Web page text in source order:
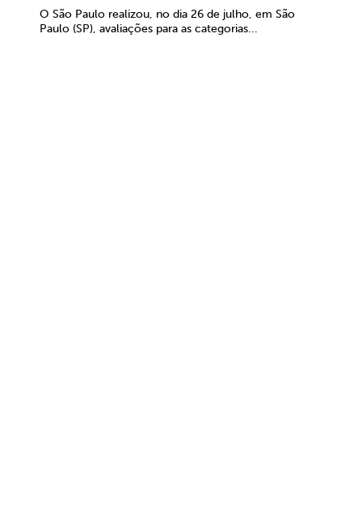
O São Paulo realizou, no dia 26 de julho, em São
Paulo (SP), avaliações para as categorias...